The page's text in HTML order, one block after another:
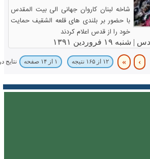
شاخه لبنان کاروان جهانی الی بیت المقدس
با حضور بر بلندی های قلعه الشقیف حمایت
خود را از قدس اعلام کردند
| شنبه ۱۹ فروردین ۱۳۹۱
›
» ۱۲ از ۱۶۵ نتیجه ۱ از ۱۴ صفحه نتایج